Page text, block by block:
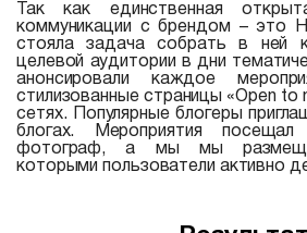
Так как единственная
коммуникации с брендом – это
стояла задача собрать в ней
целевой аудитории в дни
анонсировали каждое
стилизованные страницы «Open to
сетях. Популярные блогеры
блогах. Мероприятия посещал
фотограф, а мы мы
которыми пользователи активно